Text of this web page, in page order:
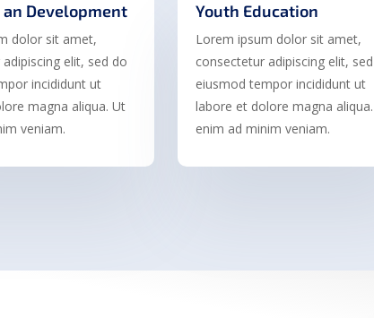
an Development
dolor sit amet,
elit, sed do
incididunt ut
magna aliqua. Ut
veniam.
Youth Education
Lorem ipsum dolor sit amet,
consectetur adipiscing elit,
eiusmod tempor incididunt ut
labore et dolore magna
enim ad minim veniam.